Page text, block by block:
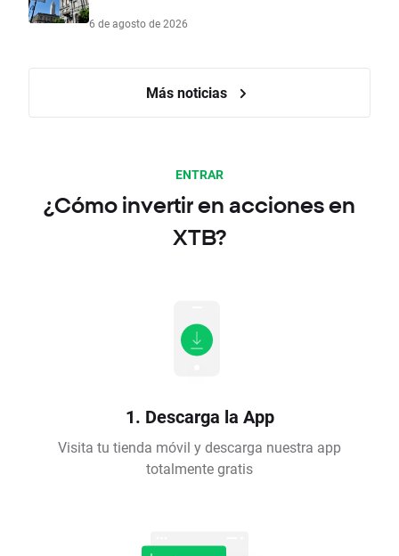
6 de agosto de 2026
Más noticias
ENTRAR
¿Cómo invertir en acciones en
XTB?
1. Descarga la App
Visita tu tienda móvil y descarga nuestra app
totalmente gratis